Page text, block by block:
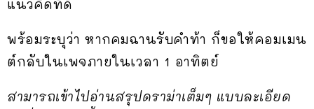
แนวคิดที่ดี
พร้อมระบุว่า หากคมฉานรับคำท้า ก็ขอให้คอมเมน
ต์กลับในเพจภายในเวลา 1 อาทิตย์
สามารถเข้าไปอ่านสรุปดราม่าเต็มๆ แบบละเอียด